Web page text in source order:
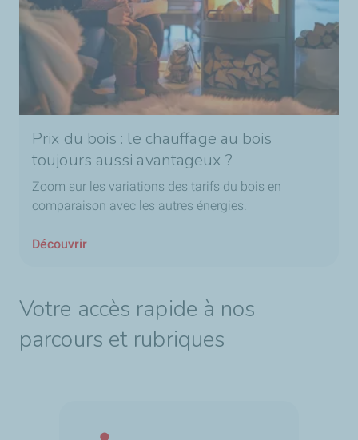
Prix du bois : le chauffage au bois
toujours aussi avantageux ?
Zoom sur les variations des tarifs du bois en
comparaison avec les autres énergies.
Découvrir
Votre accès rapide à nos
parcours et rubriques